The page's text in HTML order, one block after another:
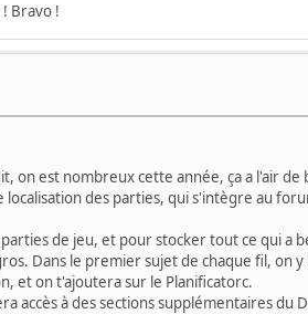
Bravo !
est nombreux cette année, ça a l'air de
des parties, qui s'intègre au
de jeu, et pour stocker tout ce qui a
Dans le premier sujet de chaque fil, on
et on t'ajoutera sur le Planificatorc.
accès à des sections supplémentaires